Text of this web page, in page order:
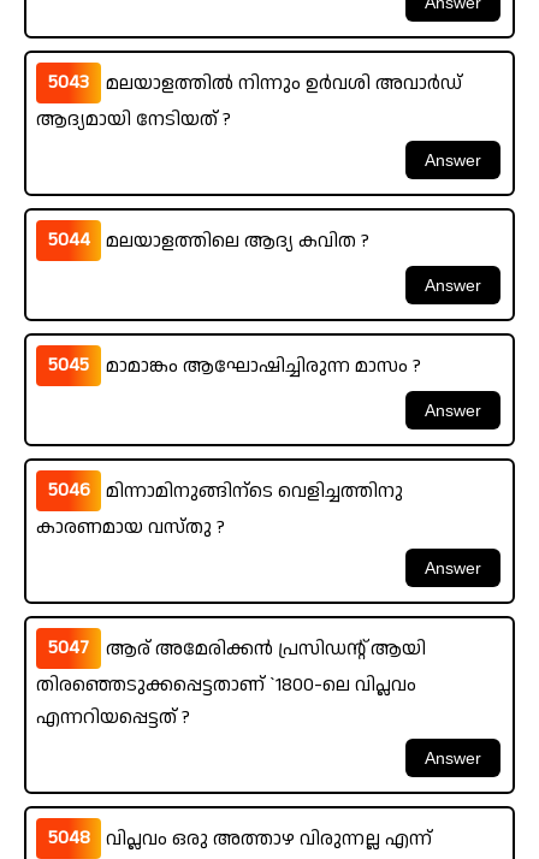
5043
മലയാളത്തിൽ നിന്നും ഉർവശി അവാർഡ്
ആദ്യമായി നേടിയത് ?
5044 മലയാളത്തിലെ ആദ്യ കവിത ?
5045 മാമാങ്കം ആഘോഷിച്ചിരുന്ന മാസം ?
5046 മിന്നാമിനുങ്ങിന്ടെ വെളിച്ചത്തിനു
കാരണമായ വസ്തു ?
5047
ആര് അമേരിക്കൻ പ്രസിഡന്റ് ആയി
തിരഞ്ഞെടുക്കപ്പെട്ടതാണ് `1800-ലെ വിപ്ലവം
എന്നറിയപ്പെട്ടത് ?
5048 വിപ്ലവം ഒരു അത്താഴ വിരുന്നല്ല എന്ന്